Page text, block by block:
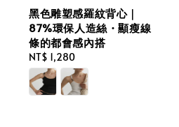
黑色雕塑感羅紋背心｜
87%環保人造絲・顯瘦線
條的都會感內搭
Regular
price
NT$ 1,280